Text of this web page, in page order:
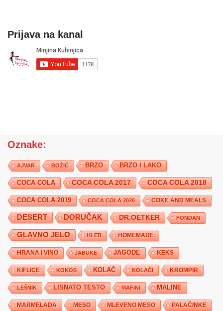
Prijava na kanal
Oznake:
AJVAR BOŽIĆ BRZO BRZO I LAKO
COCA COLA COCA COLA 2017 COCA COLA 2018
COCA COLA 2019 COCA COLA 2020 COKE AND MEALS
DESERT DORUČAK DR.OETKER FONDAN
GLAVNO JELO HLEB HOMEMADE
HRANA I VINO JABUKE JAGODE KEKS
KIFLICE KOKOS KOLAČ KOLAČI KROMPIR
LEŠNIK LISNATO TESTO MAFINI MALINE
MARMELADA MESO MLEVENO MESO PALAČINKE